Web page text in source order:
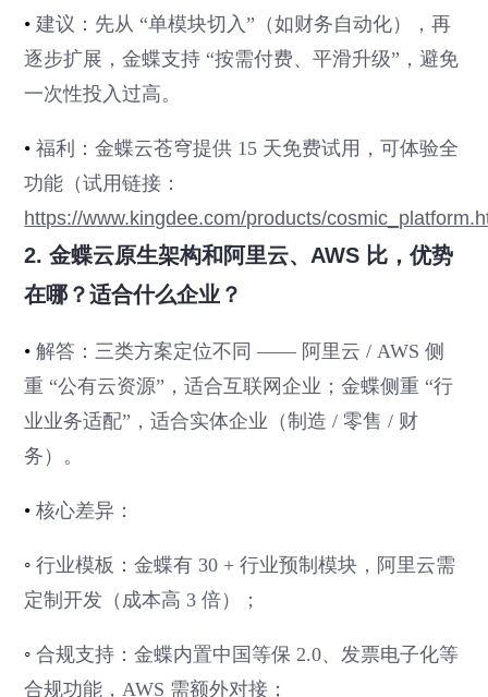
•建议：先从 “单模块切入”（如财务自动化），再
逐步扩展，金蝶支持 “按需付费、平滑升级”，避免
一次性投入过高。
•福利：金蝶云苍穹提供 15 天免费试用，可体验全
功能（试用链接：
https://www.kingdee.com/products/
2. 金蝶云原生架构和阿里云、AWS 比，优势
在哪？适合什么企业？
•解答：三类方案定位不同 —— 阿里云 / AWS 侧
重 “公有云资源”，适合互联网企业；金蝶侧重 “行
业业务适配”，适合实体企业（制造 / 零售 / 财
务）。
•核心差异：
◦行业模板：金蝶有 30 + 行业预制模块，阿里云需
定制开发（成本高 3 倍）；
◦合规支持：金蝶内置中国等保 2.0、发票电子化等
合规功能，AWS 需额外对接；